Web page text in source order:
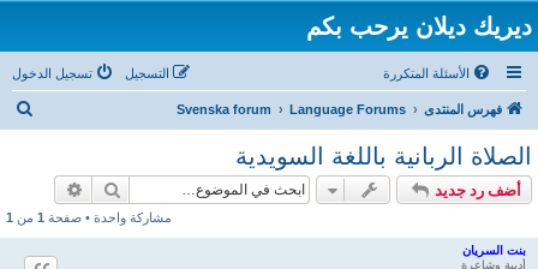
ديريك ديلان يرحب بكم
الأسئلة المتكررة تسجيل الدخول التسجيل
فهرس المنتدى Language Forums
Svenska forum
الصلاة الربانية باللغة السويدية
أضف رد جديد بحث
مشاركة واحدة • صفحة 1 من 1
بنت السريان
أديبة وشاعرة